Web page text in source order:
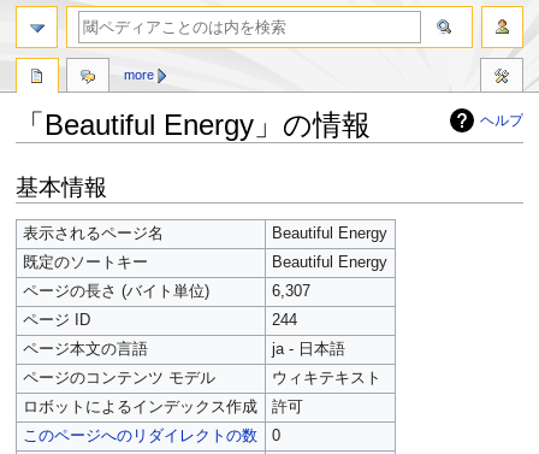
ヘルプ
「Beautiful Energy」の情報
ナ
ビ
ゲ
ー
シ
ョ
ン
に
移
動
検
索
に
移
動
基本情報
表示されるページ名
Beautiful Energy
既定のソートキー
Beautiful Energy
ページの長さ (バイト単位)
6,307
ページ ID
244
ページ本文の言語
ja - 日本語
ページのコンテンツ モデル
ウィキテキスト
ロボットによるインデックス作成
許可
このページへのリダイレクトの数
0
more